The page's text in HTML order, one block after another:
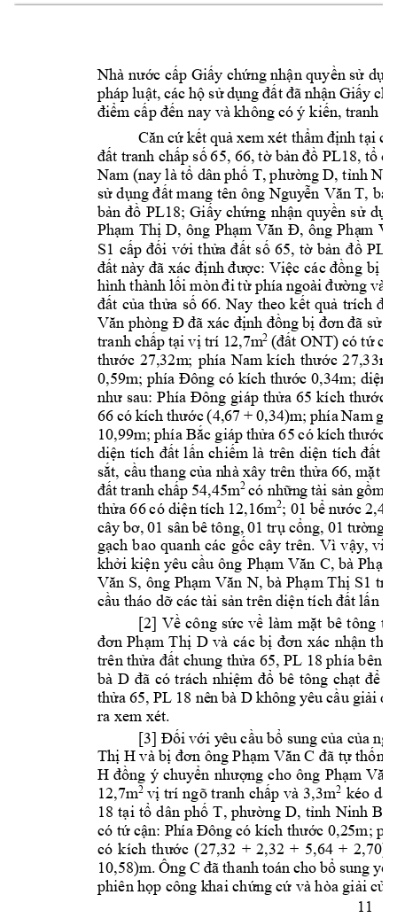
11
Nhà nước cấp Giấy chứng nhận quyền sử
pháp luật, các hộ sử dụng đất đã nhận Giấy
điểm cấp đến nay và không có ý kiến, tranh
Căn cứ kết quả xem xét thẩm định tại
đất tranh chấp số 65, 66, tờ bản đồ PL18, tổ
Nam (nay là tổ dân phố T, phường D, tỉnh
sử dụng đất mang tên ông Nguyễn Văn T, bà
bản đồ PL18; Giấy chứng nhận quyền sử
Phạm Thị D, ông Phạm Văn Đ, ông Phạm
S1 cấp đối với thửa đất số 65, tờ bản đồ
đất này đã xác định được: Việc các đồng bị
hình thành lối mòn đi từ phía ngoài đường vào
đất của thửa số 66. Nay theo kết quả trích đo
Văn phòng Đ đã xác định đồng bị đơn đã sử
tranh chấp tại vị trí 12,7m2 (đất ONT) có tứ
thước 27,32m; phía Nam kích thước 27,33m
0,59m; phía Đông có kích thước 0,34m; diện
như sau: Phía Đông giáp thửa 65 kích thước
66 có kích thước (4,67 + 0,34)m; phía Nam
10,99m; phía Bắc giáp thửa 65 có kích thước
diện tích đất lấn chiếm là trên diện tích đất
sắt, cầu thang của nhà xây trên thửa 66, mặt
đất tranh chấp 54,45m2 có những tài sản gồm:
thửa 66 có diện tích 12,16m2; 01 bể nước
cây bơ, 01 sân bê tông, 01 trụ cổng, 01 tường
gạch bao quanh các gốc cây trên. Vì vậy, vi
khởi kiện yêu cầu ông Phạm Văn C, bà
Văn S, ông Phạm Văn N, bà Phạm Thị S1 trả
cầu tháo dỡ các tài sản trên diện tích đất lấn
[2] Về công sức về làm mặt bê tông
đơn Phạm Thị D và các bị đơn xác nhận
trên thửa đất chung thửa 65, PL 18 phía bên
bà D đã có trách nhiệm đổ bê tông chạt để
thửa 65, PL 18 nên bà D không yêu cầu giải q
ra xem xét.
[3] Đối với yêu cầu bổ sung của của n
Thị H và bị đơn ông Phạm Văn C đã tự thống
H đồng ý chuyển nhượng cho ông Phạm Văn
12,7m2 vị trí ngõ tranh chấp và 3,3m2 kéo dài
18 tại tổ dân phố T, phường D, tỉnh Ninh Bì
có tứ cận: Phía Đông có kích thước 0,25m;
có kích thước (27,32 + 2,32 + 5,64 +
10,58)m. Ông C đã thanh toán cho bổ sung
phiên họp công khai chứng cứ và hòa giải của